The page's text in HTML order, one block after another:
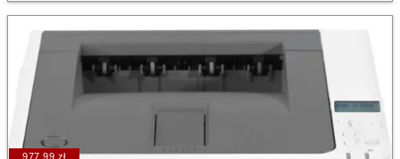
977.99 zł